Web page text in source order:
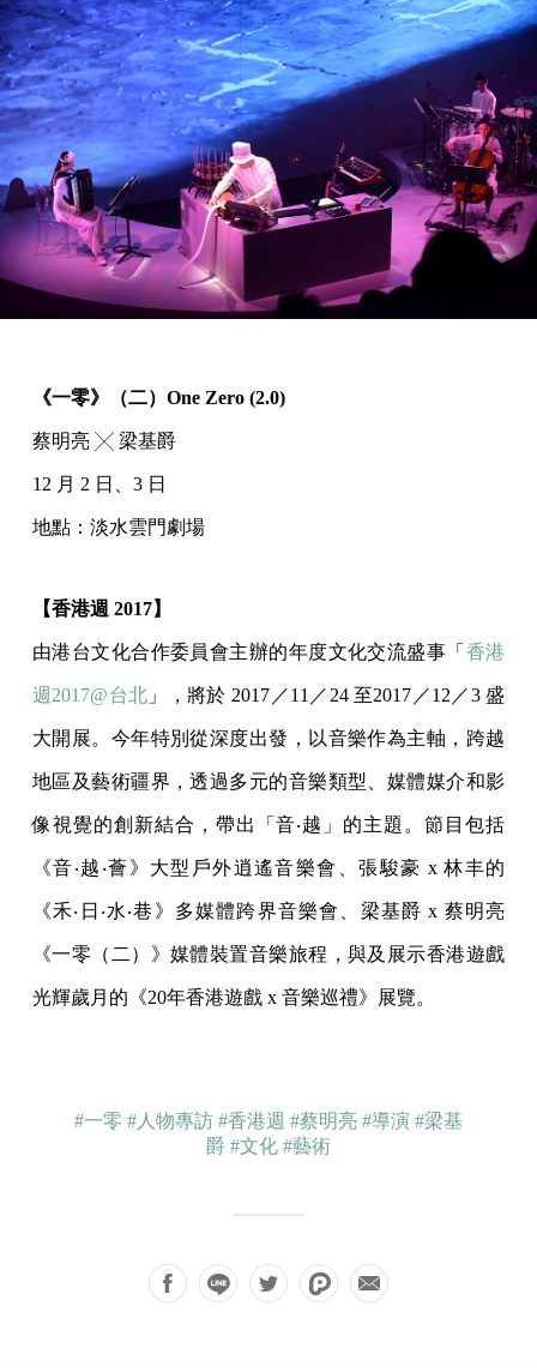
《一零》（二）One Zero (2.0)
蔡明亮 ╳ 梁基爵
12 月 2 日、3 日
地點：淡水雲門劇場
【香港週 2017】
由港台文化合作委員會主辦的年度文化交流盛事「 香港
週2017@台北 」，將於 2017／11／24 至2017／12／3 盛
大開展。今年特別從深度出發，以音樂作為主軸，跨越
地區及藝術疆界，透過多元的音樂類型、媒體媒介和影
像視覺的創新結合，帶出「音‧越」的主題。節目包括
《音‧越‧薈》大型戶外逍遙音樂會、張駿豪 x 林丰的
《禾‧日‧水‧巷》多媒體跨界音樂會、梁基爵 x 蔡明亮
《一零（二）》媒體裝置音樂旅程，與及展示香港遊戲
光輝歲月的《20年香港遊戲 x 音樂巡禮》展覽。
#一零 #人物專訪 #香港週 #蔡明亮 #導演 #梁基
爵 #文化 #藝術